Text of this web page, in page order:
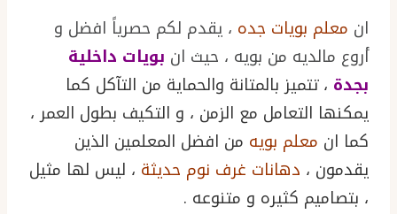
ان معلم بويات جده ، يقدم لكم حصرياً افضل و
أروع مالديه من بويه ، حيث ان بويات داخلية
بجدة ، تتميز بالمتانة والحماية من التآكل كما
يمكنها التعامل مع الزمن ، و التكيف بطول العمر ،
كما ان معلم بويه من افضل المعلمين الذين
يقدمون ، دهانات غرف نوم حديثة ، ليس لها مثيل
، بتصاميم كثيره و متنوعه .